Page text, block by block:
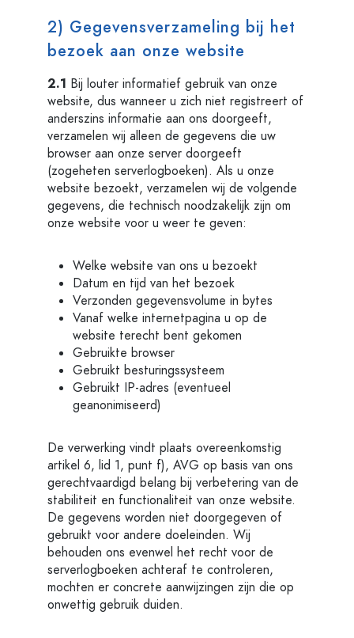
2) Gegevensverzameling bij het
bezoek aan onze website
2.1 Bij louter informatief gebruik van onze
website, dus wanneer u zich niet registreert of
anderszins informatie aan ons doorgeeft,
verzamelen wij alleen de gegevens die uw
browser aan onze server doorgeeft
(zogeheten serverlogboeken). Als u onze
website bezoekt, verzamelen wij de volgende
gegevens, die technisch noodzakelijk zijn om
onze website voor u weer te geven:
Welke website van ons u bezoekt
Datum en tijd van het bezoek
Verzonden gegevensvolume in bytes
Vanaf welke internetpagina u op de
website terecht bent gekomen
Gebruikte browser
Gebruikt besturingssysteem
Gebruikt IP-adres (eventueel
geanonimiseerd)
De verwerking vindt plaats overeenkomstig
artikel 6, lid 1, punt f), AVG op basis van ons
gerechtvaardigd belang bij verbetering van de
stabiliteit en functionaliteit van onze website.
De gegevens worden niet doorgegeven of
gebruikt voor andere doeleinden. Wij
behouden ons evenwel het recht voor de
serverlogboeken achteraf te controleren,
mochten er concrete aanwijzingen zijn die op
onwettig gebruik duiden.